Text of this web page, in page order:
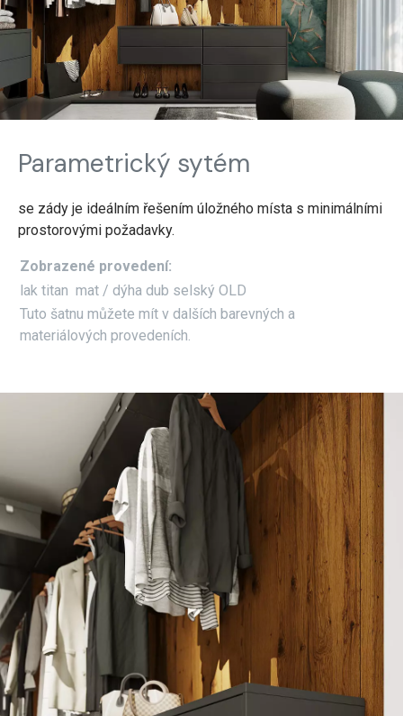
Parametrický sytém
se zády je ideálním řešením úložného místa s minimálními
prostorovými požadavky.
Zobrazené provedení:
lak titan mat / dýha dub selský OLD
Tuto šatnu můžete mít v dalších barevných a
materiálových provedeních.